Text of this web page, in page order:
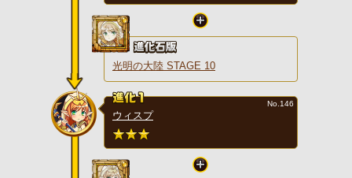
光明の大陸 STAGE 10
ウィスプ
No.146